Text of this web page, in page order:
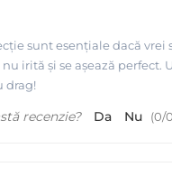
sunt esențiale dacă
irită și se așează
drag!
recenzie? Da Nu (0/0